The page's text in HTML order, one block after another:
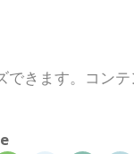
きます。コン